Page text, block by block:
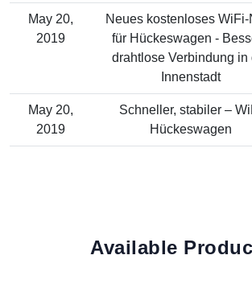
May 20,
2019
Neues kostenloses WiFi-
für Hückeswagen -
drahtlose Verbindung in
Innenstadt
May 20,
2019
Schneller, stabiler –
Hückeswagen
Available